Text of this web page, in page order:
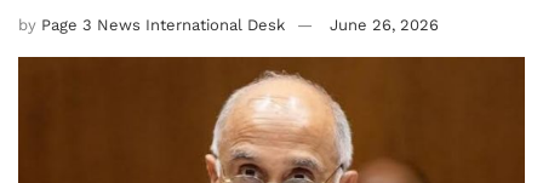
by Page 3 News International Desk June 26, 2026